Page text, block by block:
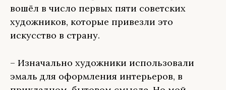
вошёл в число первых пяти советских
художников, которые привезли это
искусство в страну.
– Изначально художники использовали
эмаль для оформления интерьеров, в